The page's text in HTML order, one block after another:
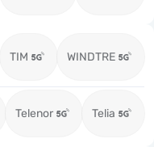
TIM WINDTRE
Telenor Telia